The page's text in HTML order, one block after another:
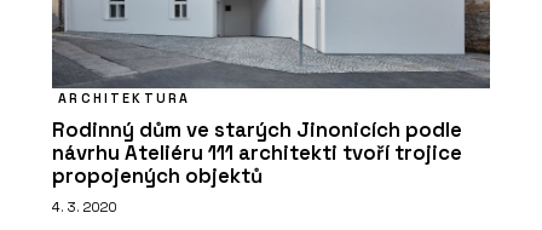
ARCHITEKTURA
Rodinný dům ve starých Jinonicích podle
návrhu Ateliéru 111 architekti tvoří trojice
propojených objektů
4. 3. 2020